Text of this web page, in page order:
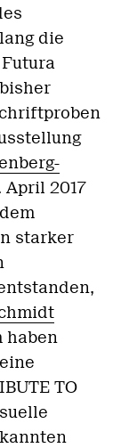
die
April 2017
starker
haben
TO